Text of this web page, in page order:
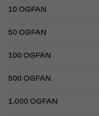
10 OGFAN
50 OGFAN
100 OGFAN
500 OGFAN
1.000 OGFAN